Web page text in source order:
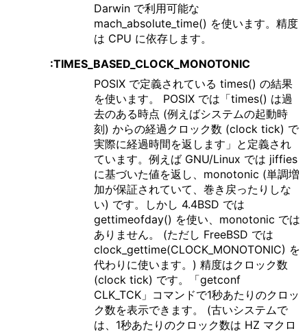
Darwin で利用可能な
mach_absolute_time() を使います。精度
は CPU に依存します。
:TIMES_BASED_CLOCK_MONOTONIC
POSIX で定義されている times() の結果
を使います。 POSIX では「times() は過
去のある時点 (例えばシステムの起動時
刻) からの経過クロック数 (clock tick) で
実際に経過時間を返します」と定義され
ています。例えば GNU/Linux では jiffies
に基づいた値を返し、monotonic (単調増
加が保証されていて、巻き戻ったりしな
い) です。しかし 4.4BSD では
gettimeofday() を使い、monotonic では
ありません。 (ただし FreeBSD では
clock_gettime(CLOCK_MONOTONIC) を
代わりに使います。) 精度はクロック数
(clock tick) です。「getconf
CLK_TCK」コマンドで1秒あたりのクロッ
ク数を表示できます。 (古いシステムで
は、1秒あたりのクロック数は HZ マクロ